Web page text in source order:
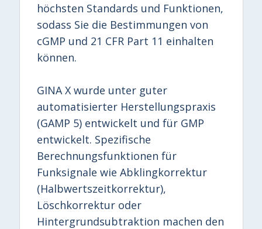
höchsten Standards und Funktionen,
sodass Sie die Bestimmungen von
cGMP und 21 CFR Part 11 einhalten
können.
GINA X wurde unter guter
automatisierter Herstellungspraxis
(GAMP 5) entwickelt und für GMP
entwickelt. Spezifische
Berechnungsfunktionen für
Funksignale wie Abklingkorrektur
(Halbwertszeitkorrektur),
Löschkorrektur oder
Hintergrundsubtraktion machen den